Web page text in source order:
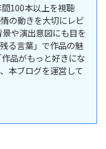
100本以上を視聴
の動きを大切にレビ
や演出意図にも目を
る言葉」で作品の魅
品がもっと好きにな
本ブログを運営して